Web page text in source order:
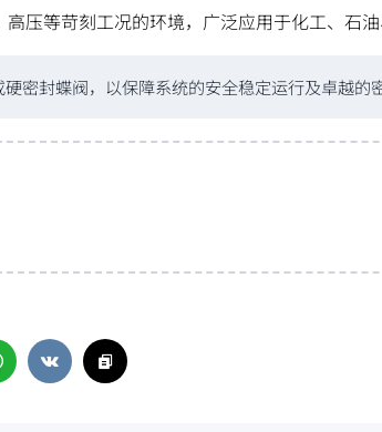
压等苛刻工况的环境，广泛应用于化工、石油
密封蝶阀，以保障系统的安全稳定运行及卓越的